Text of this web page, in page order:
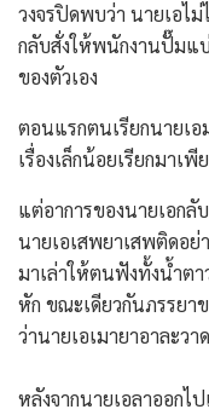
วงจรปิดพบว่า นายเอไ
กลับสั่งให้พนักงานปั๊มแ
ของตัวเอง
ตอนแรกตนเรียกนายเอ
เรื่องเล็กน้อยเรียกมาเพี
แต่อาการของนายเอกลั
นายเอเสพยาเสพติดอย่
มาเล่าให้ตนฟังทั้งน้ำตา
หัก ขณะเดียวกันภรรยา
ว่านายเอเมายาอาละว
หลังจากนายเอลาออกไ